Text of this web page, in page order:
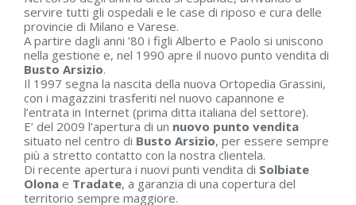
servire tutti gli ospedali e le case di riposo e cura delle
provincie di Milano e Varese.
A partire dagli anni ’80 i figli Alberto e Paolo si uniscono
nella gestione e, nel 1990 apre il nuovo punto vendita di
Busto Arsizio.
Il 1997 segna la nascita della nuova Ortopedia Grassini,
con i magazzini trasferiti nel nuovo capannone e
l’entrata in Internet (prima ditta italiana del settore).
E’ del 2009 l’apertura di un nuovo punto vendita
situato nel centro di Busto Arsizio, per essere sempre
più a stretto contatto con la nostra clientela.
Di recente apertura i nuovi punti vendita di Solbiate
Olonae Tradate, a garanzia di una copertura del
territorio sempre maggiore.